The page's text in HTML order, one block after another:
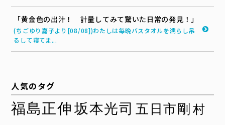
「黄金色の出汁！ 計量してみて驚いた日常の発見！」
(ちごゆり嘉子より[08/08])わたしは毎晩バスタオルを濡らし吊
るして寝てま...
人気のタグ
福島正伸 坂本光司 五日市剛 村